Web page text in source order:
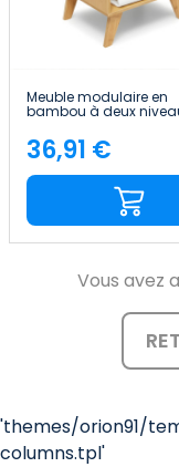
Meuble modulaire en
bambou à deux
Thinia Home
Price
36,91 €
Vous avez
'themes/orion91/
columns.tpl'